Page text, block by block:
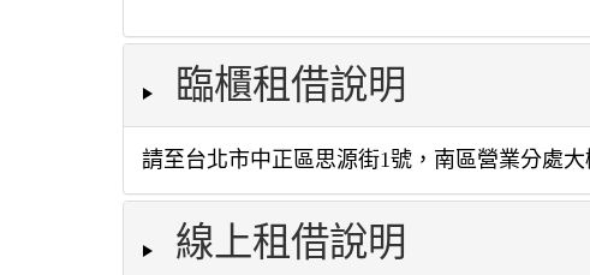
臨櫃租借說明
請至台北市中正區思源街1號，南區營業分處
線上租借說明